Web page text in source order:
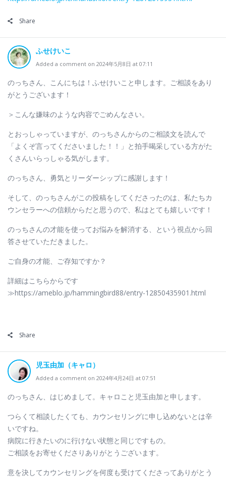
Share
ふせけいこ
Added a comment on 2024年5月8日 at 07:11
のっちさん、こんにちは！ふせけいこと申します。ご相談をあり
がとうございます！
＞こんな嫌味のような内容でごめんなさい。
とおっしゃっていますが、のっちさんからのご相談文を読んで
「よくぞ言ってくださいました！！」と拍手喝采している方がた
くさんいらっしゃる気がします。
のっちさん、勇気とリーダーシップに感謝します！
そして、のっちさんがこの投稿をしてくださったのは、私たちカ
ウンセラーへの信頼からだと思うので、私はとても嬉しいです！
のっちさんの才能を使ってお悩みを解消する、という視点から回
答させていただきました。
ご自身の才能、ご存知ですか？
詳細はこちらからです
≫https://ameblo.jp/hammingbird88/entry-12850435901.html
Share
児玉由加（キャロ）
Added a comment on 2024年4月24日 at 07:51
のっちさん、はじめまして。キャロこと児玉由加と申します。
つらくて相談したくても、カウンセリングに申し込めないとは辛
いですね。
病院に行きたいのに行けない状態と同じですもの。
ご相談をお寄せくださりありがとうございます。
意を決してカウンセリングを何度も受けてくださってありがとう